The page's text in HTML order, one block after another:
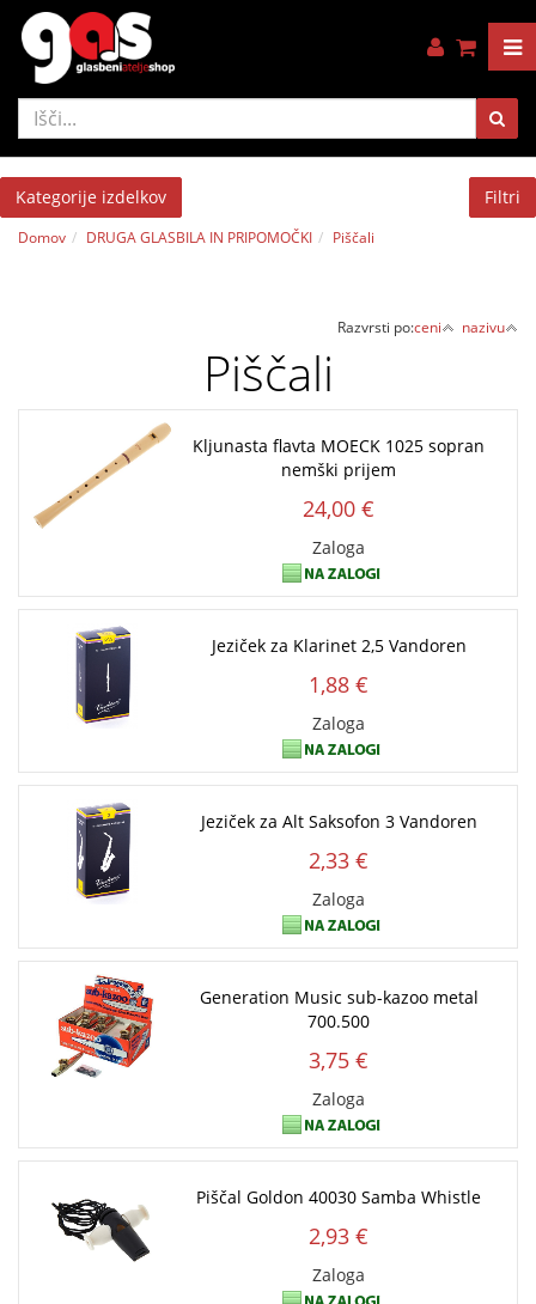
Kategorije izdelkov Filtri
Domov DRUGA GLASBILA IN PRIPOMOČKI Piščali
Razvrsti po:ceni nazivu
Piščali
Kljunasta flavta MOECK 1025 sopran
nemški prijem
24,00 €
Zaloga
Jeziček za Klarinet 2,5 Vandoren
1,88 €
Zaloga
Jeziček za Alt Saksofon 3 Vandoren
2,33 €
Zaloga
Generation Music sub-kazoo metal
700.500
3,75 €
Zaloga
Piščal Goldon 40030 Samba Whistle
2,93 €
Zaloga